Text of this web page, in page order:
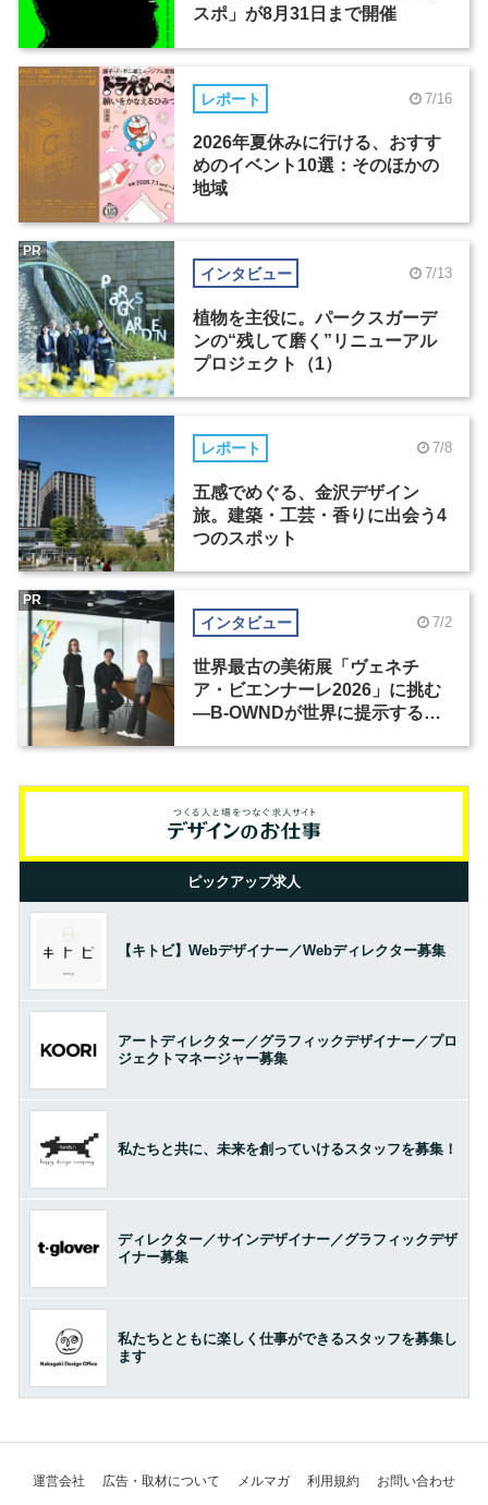
スポ」が8月31日まで開催
レポート 7/16
2026年夏休みに行ける、おすす
めのイベント10選：そのほかの
地域
インタビュー 7/13
植物を主役に。パークスガーデ
ンの“残して磨く”リニューアル
プロジェクト（1）
PR
レポート 7/8
五感でめぐる、金沢デザイン
旅。建築・工芸・香りに出会う4
つのスポット
インタビュー 7/2
世界最古の美術展「ヴェネチ
ア・ビエンナーレ2026」に挑む
―B-OWNDが世界に提示する美
PR
ピックアップ求人
【キトビ】Webデザイナー／Webディレクター募集
アートディレクター／グラフィックデザイナー／プロ
ジェクトマネージャー募集
私たちと共に、未来を創っていけるスタッフを募集！
ディレクター／サインデザイナー／グラフィックデザ
イナー募集
私たちとともに楽しく仕事ができるスタッフを募集し
ます
運営会社 広告・取材について メルマガ 利用規約 お問い合わせ